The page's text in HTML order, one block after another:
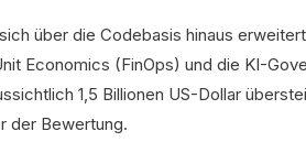
über die Codebasis hinaus
Economics (FinOps) und die KI-
1,5 Billionen US-Dollar
der Bewertung.